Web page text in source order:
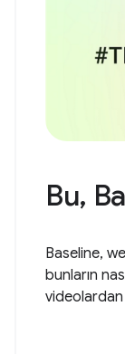
Bu,
Baseline,
bunların